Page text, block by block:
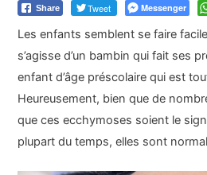
Share Tweet Messenger
Les enfants semblent se faire
s’agisse d’un bambin qui fait ses
enfant d’âge préscolaire qui est
Heureusement, bien que de
que ces ecchymoses soient le
plupart du temps, elles sont